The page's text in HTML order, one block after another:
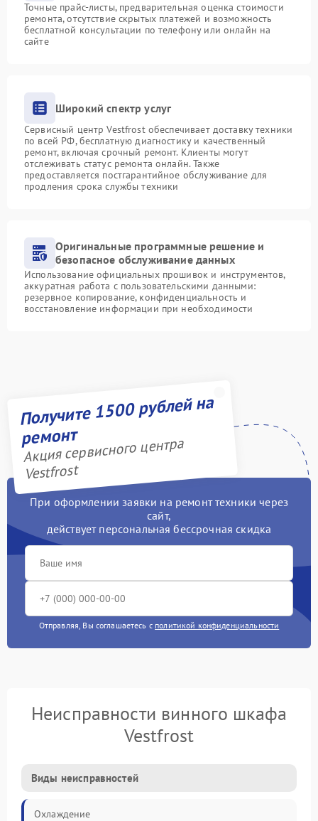
Точные прайс-листы, предварительная оценка стоимости
ремонта, отсутствие скрытых платежей и возможность
бесплатной консультации по телефону или онлайн на
сайте
Широкий спектр услуг
Сервисный центр Vestfrost обеспечивает доставку техники
по всей РФ, бесплатную диагностику и качественный
ремонт, включая срочный ремонт. Клиенты могут
отслеживать статус ремонта онлайн. Также
предоставляется постгарантийное обслуживание для
продления срока службы техники
Оригинальные программные решение и
безопасное обслуживание данных
Использование официальных прошивок и инструментов,
аккуратная работа с пользовательскими данными:
резервное копирование, конфиденциальность и
восстановление информации при необходимости
Получите 1500 рублей на
ремонт
Акция сервисного центра
Vestfrost
При оформлении заявки на ремонт техники через
сайт,
действует персональная бессрочная скидка
Отправляя, Вы соглашаетесь с политикой конфиденциальности
Неисправности винного шкафа
Vestfrost
Виды неисправностей
Охлаждение